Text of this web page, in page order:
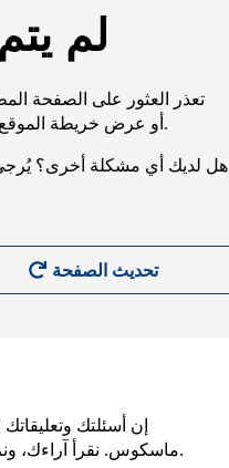
لم
تعذر العثور على الصفحة
URL، أو عرض خريطة الموقع الخاصة بنا لمساعدتك في العثور على ما تريد.
هل لديك أي مشكلة أخرى؟ يُرجى
إن أسئلتك
ماسكوس. نقرأ آراءك، ونرد عليها، بناء على طلبكم في أسرع وقت ممكن.